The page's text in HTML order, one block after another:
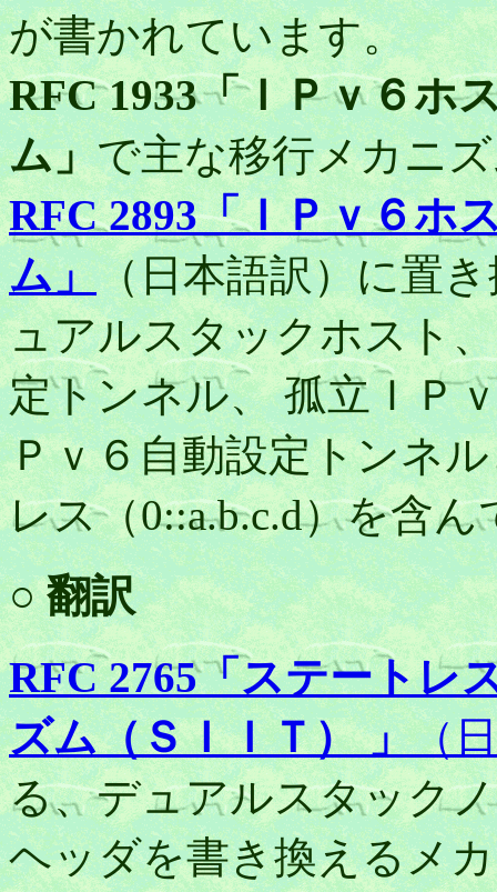
が書かれています。
RFC 1933「ＩＰｖ６ホ
ム」で主な移行メカニ
RFC 2893「ＩＰｖ６ホ
ム」（日本語訳）に置
ュアルスタックホスト
定トンネル、 孤立ＩＰ
Ｐｖ６自動設定トンネ
レス（0::a.b.c.d）を含
○ 翻訳
RFC 2765「ステートレ
ズム（ＳＩＩＴ） 」（
る、デュアルスタック
ヘッダを書き換えるメ